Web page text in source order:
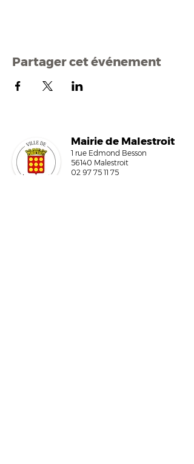
Partager cet événement
Mairie de Malestroit
1 rue Edmond Besson
56140 Malestroit
02 97 75 11 75